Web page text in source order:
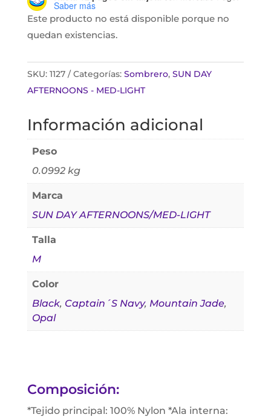
Saber más
Este producto no está disponible porque no
quedan existencias.
SKU: 1127 Categorías: Sombrero, SUN DAY
AFTERNOONS - MED-LIGHT
Información adicional
Peso
0.0992 kg
Marca
SUN DAY AFTERNOONS/MED-LIGHT
Talla
M
Color
Black, Captain´S Navy, Mountain Jade,
Opal
Composición:
*Tejido principal: 100% Nylon *Ala interna: